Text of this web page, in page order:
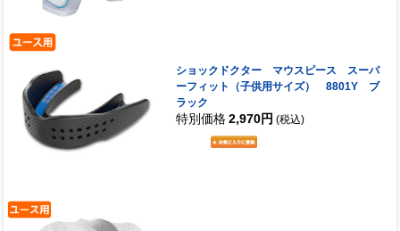
ショックドクター マウスピース スーパ
ーフィット（子供用サイズ） 8801Y ブ
ラック
特別価格 2,970円 (税込)